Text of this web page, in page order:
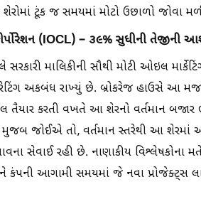
શેરોમાં ટૂંક જ સમયમાં મોટો ઉછાળો જોવા
(IOCL) – ૩૯% સુધીની તેજીની
સરકારી માલિકીની સૌથી મોટી ઓઇલ
અકબંધ રાખ્યું છે. બ્રોકરેજ હાઉસે આ મજબૂત
તૈયાર કરતી વખતે આ શેરનો વર્તમાન
મુજબ જોઈએ તો, વર્તમાન સ્તરેથી આ
સેવાઈ રહી છે. નાણાકીય વિશ્લેષકોના
કંપની આગામી સમયમાં જે નવા પ્રોજેક્ટ્સ